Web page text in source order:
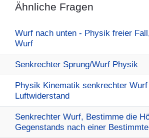
Ähnliche Fragen
Wurf nach unten - Physik freier
Wurf
Senkrechter Sprung/Wurf Physik
Physik Kinematik senkrechter Wurf
Luftwiderstand
Senkrechter Wurf, Bestimme die
Gegenstands nach einer